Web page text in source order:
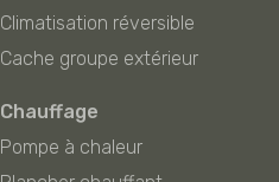
Climatisation réversible
Cache groupe extérieur
Chauffage
Pompe à chaleur